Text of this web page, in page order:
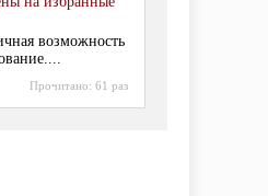
возможность
Прочитано: 61 раз